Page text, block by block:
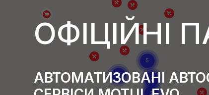
ОФІЦІЙНІ
АВТОМАТИЗОВАНІ